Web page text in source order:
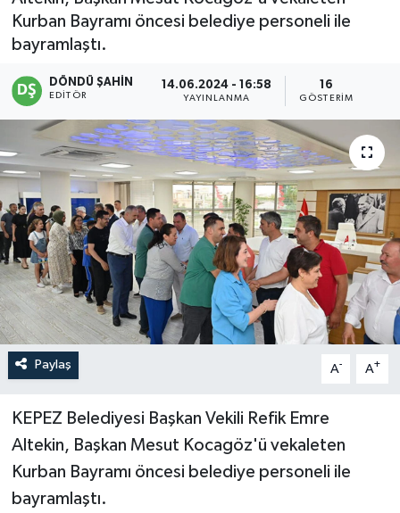
Kurban Bayramı öncesi belediye personeli ile
bayramlaştı.
DÖNDÜ ŞAHİN
EDITÖR
14.06.2024 - 16:58
YAYINLANMA
16
GÖSTERIM
Paylaş A- A+
KEPEZ Belediyesi Başkan Vekili Refik Emre
Altekin, Başkan Mesut Kocagöz'ü vekaleten
Kurban Bayramı öncesi belediye personeli ile
bayramlaştı.